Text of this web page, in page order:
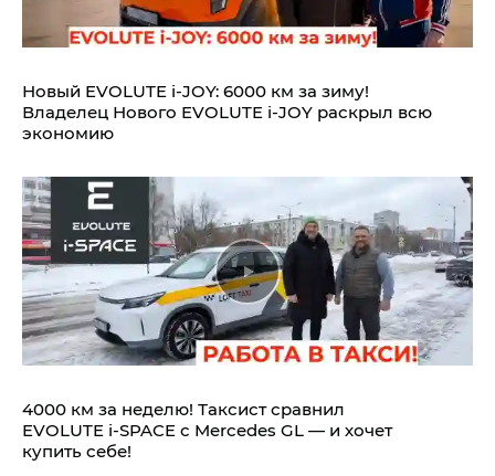
Новый EVOLUTE i‑JOY: 6000 км за зиму!
Владелец Нового EVOLUTE i‑JOY раскрыл всю
экономию
4000 км за неделю! Таксист сравнил
EVOLUTE i‑SPACE с Mercedes GL — и хочет
купить себе!